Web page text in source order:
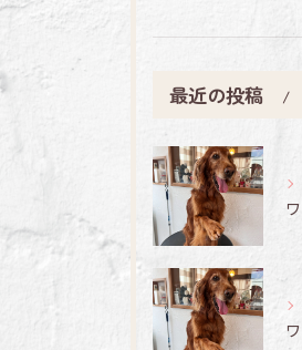
最近の投稿